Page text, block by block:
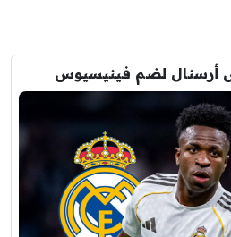
أرسنال لضم فينيسيوس